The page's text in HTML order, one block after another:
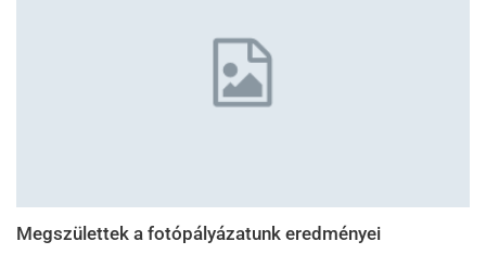
Megszülettek a fotópályázatunk eredményei